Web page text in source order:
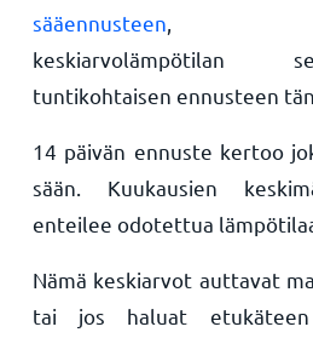
sääennusteen ,
keskiarvolämpötilan
tuntikohtaisen ennusteen
14 päivän ennuste kertoo
sään. Kuukausien
enteilee odotettua
Nämä keskiarvot auttavat
tai jos haluat